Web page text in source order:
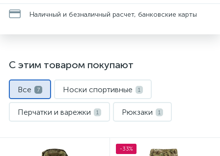
Наличный и безналичный расчет, банковские карты
С этим товаром покупают
Все 7 Носки спортивные 1
Перчатки и варежки 1 Рюкзаки 1
-33%